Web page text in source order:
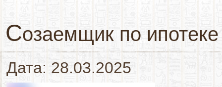
Созаемщик по ипотеке
Дата: 28.03.2025